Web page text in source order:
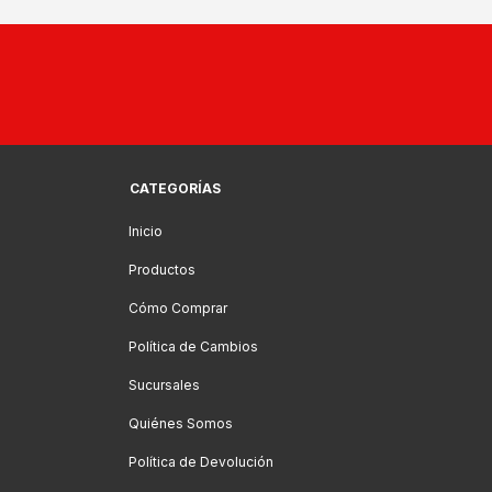
CATEGORÍAS
Inicio
Productos
Cómo Comprar
Política de Cambios
Sucursales
Quiénes Somos
Política de Devolución